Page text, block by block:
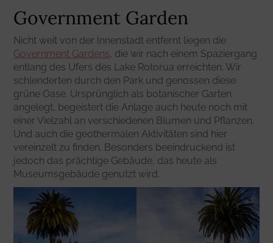
Government Garden
Nicht weit von der Innenstadt entfernt liegen die
Government Gardens, die wir nach einem Spaziergang
entlang des Ufers des Lake Rotorua erreichten. Wir
schlenderten durch den Park und genossen diese
grüne Oase. Ursprünglich als botanischer Garten
angelegt, begeistert die Anlage auch heute noch mit
einer Vielzahl an verschiedenen Blumen und Pflanzen.
Und auch die geothermalen Aktivitäten sind hier
vereinzelt zu finden. Besonders beeindruckend ist
jedoch das prächtige Gebäude, das heute als
Museumsgebäude genutzt wird.